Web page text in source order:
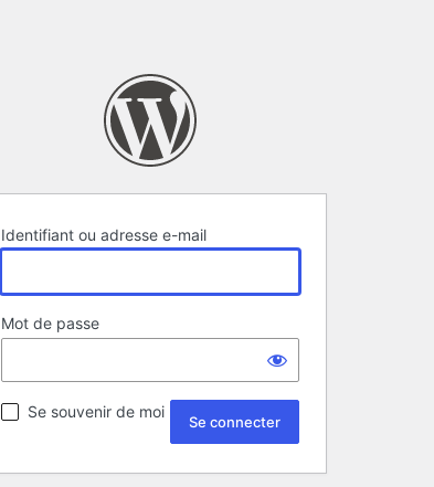
Identifiant ou adresse e-mail
Mot de passe
Se souvenir de moi